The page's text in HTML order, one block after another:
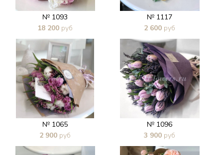
№ 1093
18 200 руб
В 1 клик
№ 1117
2 600 руб
В 1 клик
№ 1065
2 900 руб
В 1 клик
№ 1096
3 900 руб
В 1 клик